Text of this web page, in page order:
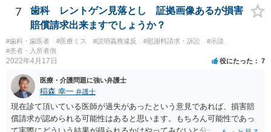
7
歯科 レントゲン見落とし 証拠画像あるが損害
賠償請求出来ますでしょうか？
#歯科・歯医者 #医療ミス #説明義務違反 #慰謝料請求・訴訟
#示談
#患者・入所者側
2022年4月17日 役にたった 7
医療・介護問題に強い弁護士
稲森 幸一 弁護士
現在診て頂いている医師が過失があったという意見であれば、損害賠
償請求が認められる可能性はあると思います。もちろん可能性であっ